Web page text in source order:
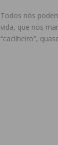
Todos nós
vida, que nos
“cacilheiro”,